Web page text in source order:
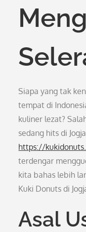
Siapa yang tak
tempat di
kuliner lezat?
sedang hits di
https://
terdengar
kita bahas lebih
Kuki Donuts di
Asal